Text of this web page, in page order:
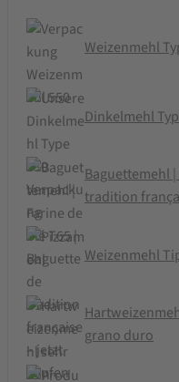
Weizenmehl
Dinkelmehl
Baguettemehl
tradition
Weizenmehl
grano duro